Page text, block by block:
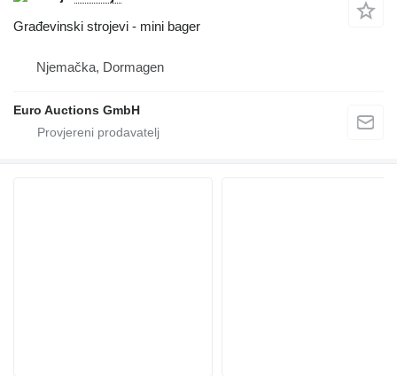
Građevinski strojevi - mini bager
Njemačka, Dormagen
Euro Auctions GmbH